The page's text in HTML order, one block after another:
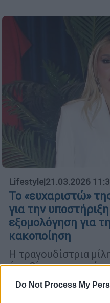
Do Not Process My
Lifestyle|21.03.2026
Το «ευχαριστώ»
για την
εξομολόγηση για
κακοποίηση
Η τραγουδίστρια
όσα βίωσε στη
Λαζαρίδη